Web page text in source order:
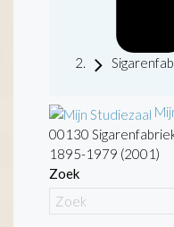
00130
1895-1979 (2001)
Zoek